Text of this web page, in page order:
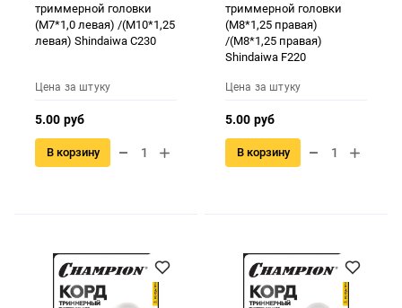
триммерной головки
(М7*1,0 левая) /(М10*1,25
левая) Shindaiwa C230
Цена за штуку
5.00 руб
В корзину
триммерной головки
(М8*1,25 правая)
/(М8*1,25 правая)
Shindaiwa F220
Цена за штуку
5.00 руб
В корзину